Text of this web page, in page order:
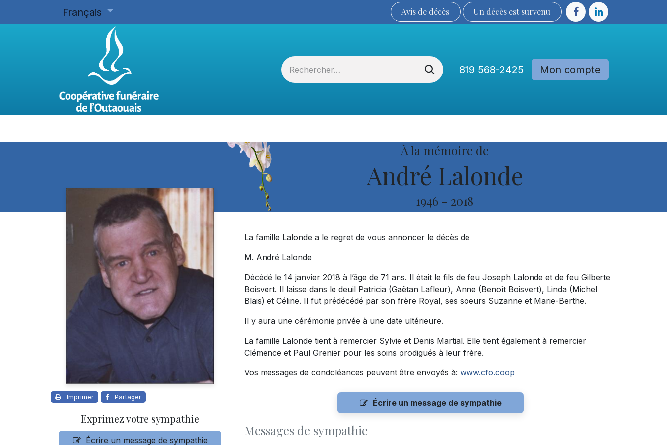
Français Avis de décès Un décès est sur​​​​​​​​ve​nu​​​​​​​​​​
819 568-2425 Mon compte
À la mémoire de
André Lalonde
1946 - 2018
Imprimer Partager
Exprimez votre sympathie
Écrire un message de sympathie
La famille Lalonde a le regret de vous annoncer le décès de
M. André Lalonde
Décédé le 14 janvier 2018 à l’âge de 71 ans. Il était le fils de feu Joseph Lalonde et de feu Gilberte
Boisvert. Il laisse dans le deuil Patricia (Gaëtan Lafleur), Anne (Benoît Boisvert), Linda (Michel
Blais) et Céline. Il fut prédécédé par son frère Royal, ses soeurs Suzanne et Marie-Berthe.
Il y aura une cérémonie privée à une date ultérieure.
La famille Lalonde tient à remercier Sylvie et Denis Martial. Elle tient également à remercier
Clémence et Paul Grenier pour les soins prodigués à leur frère.
Vos messages de condoléances peuvent être envoyés à: www.cfo.coop
Écrire un message de sympathie
Messages de sympathie